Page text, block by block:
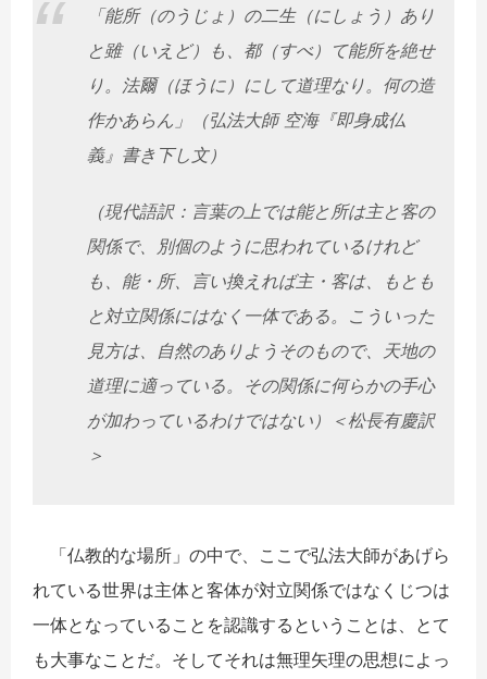
「能所（のうじょ）の二生（にしょう）あり
と雖（いえど）も、都（すべ）て能所を絶せ
り。法爾（ほうに）にして道理なり。何の造
作かあらん」（弘法大師 空海『即身成仏
義』書き下し文）
（現代語訳：言葉の上では能と所は主と客の
関係で、別個のように思われているけれど
も、能・所、言い換えれば主・客は、もとも
と対立関係にはなく一体である。こういった
見方は、自然のありようそのもので、天地の
道理に適っている。その関係に何らかの手心
が加わっているわけではない）＜松長有慶訳
＞
「仏教的な場所」の中で、ここで弘法大師があげら
れている世界は主体と客体が対立関係ではなくじつは
一体となっていることを認識するということは、とて
も大事なことだ。そしてそれは無理矢理の思想によっ